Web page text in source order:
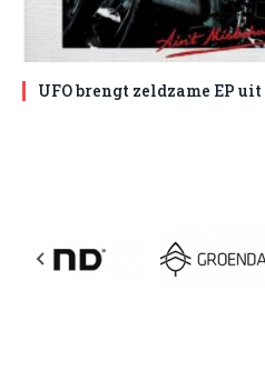
UFO brengt zeldzame EP